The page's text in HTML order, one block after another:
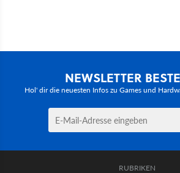
NEWSLETTER
Hol' dir die neuesten Infos zu Games und
RUBRIKEN